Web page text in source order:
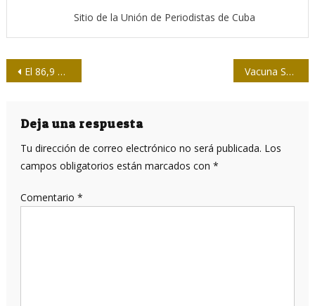
Sitio de la Unión de Periodistas de Cuba
Navegación
entradas
El 86,9 por ciento de la población cubana completó vacunación anti-COVID-19 Vacuna Soberana 02 puede administrarse como refuerzo
Deja una respuesta
Tu dirección de correo electrónico no será publicada. Los
campos obligatorios están marcados con *
Comentario *